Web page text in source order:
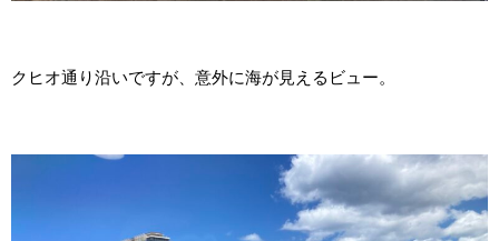
クヒオ通り沿いですが、意外に海が見えるビュー。